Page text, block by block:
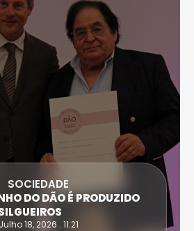
SOCIEDADE
DO DÃO É PRODUZIDO
Julho 18, 2026 . 11:21